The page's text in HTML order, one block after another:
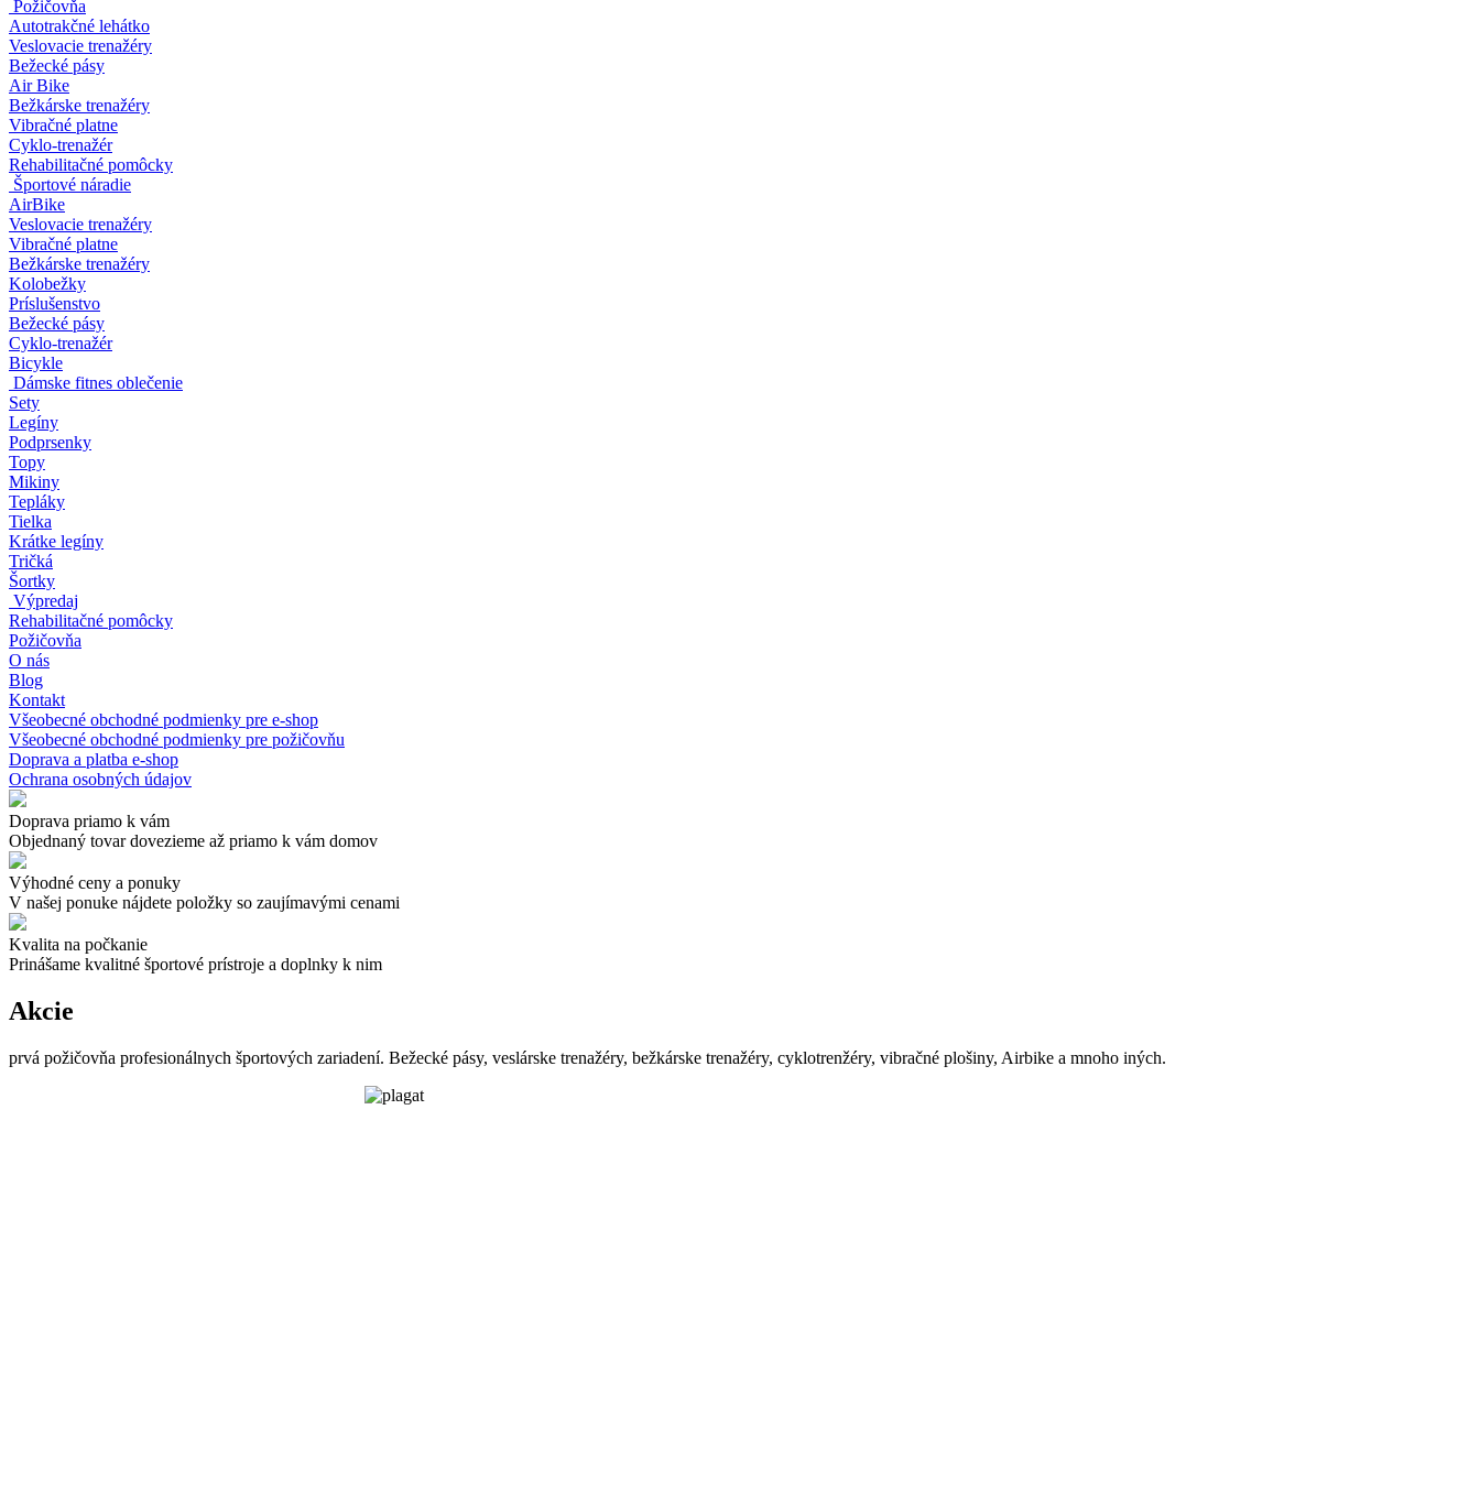
Požičovňa
Autotrakčné lehátko
Veslovacie trenažéry
Bežecké pásy
Air Bike
Bežkárske trenažéry
Vibračné platne
Cyklo-trenažér
Rehabilitačné pomôcky
Športové náradie
AirBike
Veslovacie trenažéry
Vibračné platne
Bežkárske trenažéry
Kolobežky
Príslušenstvo
Bežecké pásy
Cyklo-trenažér
Bicykle
Dámske fitnes oblečenie
Sety
Legíny
Podprsenky
Topy
Mikiny
Tepláky
Tielka
Krátke legíny
Tričká
Šortky
Výpredaj
Rehabilitačné pomôcky
Požičovňa
O nás
Blog
Kontakt
Všeobecné obchodné podmienky pre e-shop
Všeobecné obchodné podmienky pre požičovňu
Doprava a platba e-shop
Ochrana osobných údajov
Doprava priamo k vám
Objednaný tovar dovezieme až priamo k vám domov
Výhodné ceny a ponuky
V našej ponuke nájdete položky so zaujímavými cenami
Kvalita na počkanie
Prinášame kvalitné športové prístroje a doplnky k nim
Akcie
prvá požičovňa profesionálnych športových zariadení. Bežecké pásy, veslárske trenažéry, bežkárske trenažéry, cyklotrenžéry, vibračné plošiny, Airbike a mnoho iných.